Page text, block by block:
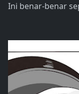
Ini benar-benar